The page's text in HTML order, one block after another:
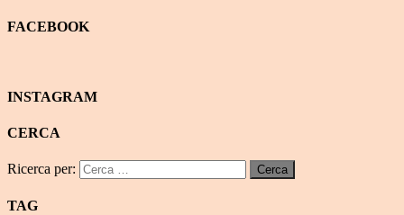
FACEBOOK
INSTAGRAM
CERCA
Ricerca per:
TAG